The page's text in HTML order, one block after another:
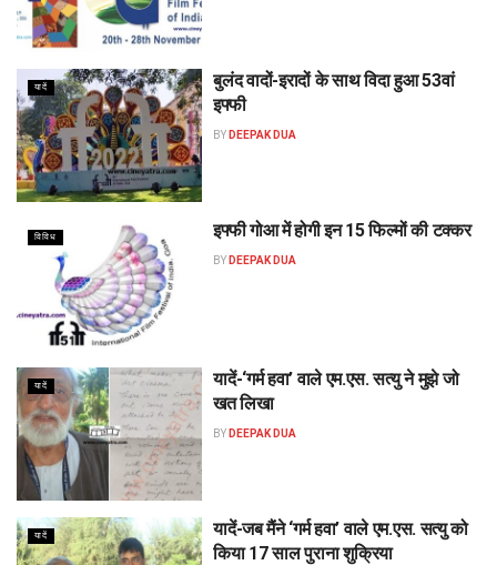
यादें
बुलंद वादों-इरादों के साथ विदा हुआ 53वां
इफ्फी
BY DEEPAK DUA
विविध इफ्फी गोआ में होगी इन 15 फिल्मों की टक्कर
BY DEEPAK DUA
यादें
यादें-‘गर्म हवा’ वाले एम.एस. सत्यु ने मुझे जो
खत लिखा
BY DEEPAK DUA
यादें
यादें-जब मैंने ‘गर्म हवा’ वाले एम.एस. सत्यु को
किया 17 साल पुराना शुक्रिया